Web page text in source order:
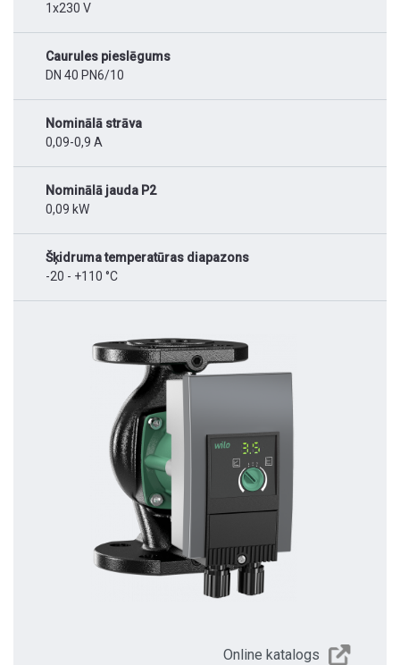
1x230 V
Caurules pieslēgums
DN 40 PN6/10
Nominālā strāva
0,09-0,9 A
Nominālā jauda P2
0,09 kW
Šķidruma temperatūras diapazons
-20 - +110 °C
Online katalogs